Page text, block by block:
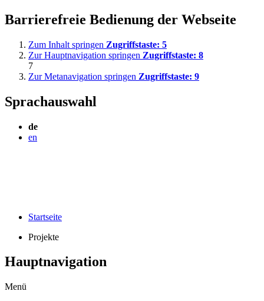
Barrierefreie Bedienung der Webseite
Zum Inhalt springen Zugriffstaste: 5
Zur Hauptnavigation springen Zugriffstaste: 8
7
Zur Metanavigation springen Zugriffstaste: 9
Sprachauswahl
de
en
Startseite
Projekte
Hauptnavigation
Menü